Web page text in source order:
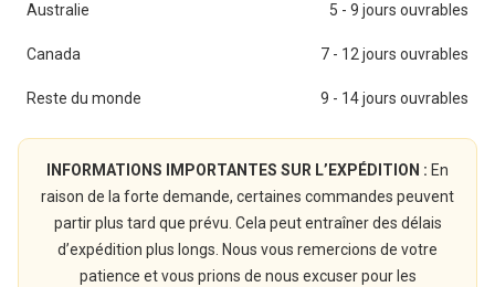
Australie 5 - 9 jours ouvrables
Canada 7 - 12 jours ouvrables
Reste du monde 9 - 14 jours ouvrables
INFORMATIONS IMPORTANTES SUR L’EXPÉDITION : En
raison de la forte demande, certaines commandes peuvent
partir plus tard que prévu. Cela peut entraîner des délais
d’expédition plus longs. Nous vous remercions de votre
patience et vous prions de nous excuser pour les